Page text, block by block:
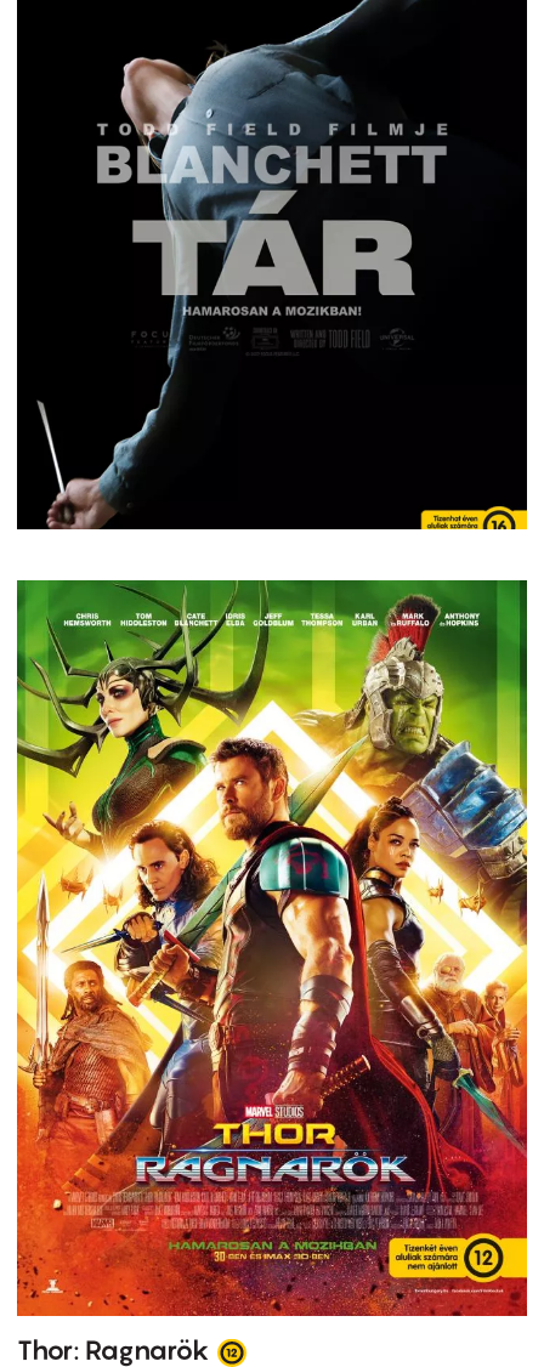
Thor: Ragnarök